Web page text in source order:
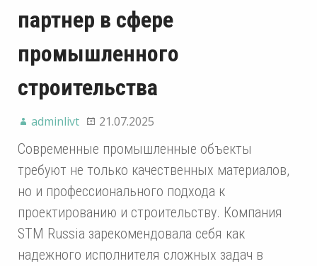
партнер в сфере
промышленного
строительства
adminlivt 21.07.2025
Современные промышленные объекты
требуют не только качественных материалов,
но и профессионального подхода к
проектированию и строительству. Компания
STM Russia зарекомендовала себя как
надежного исполнителя сложных задач в